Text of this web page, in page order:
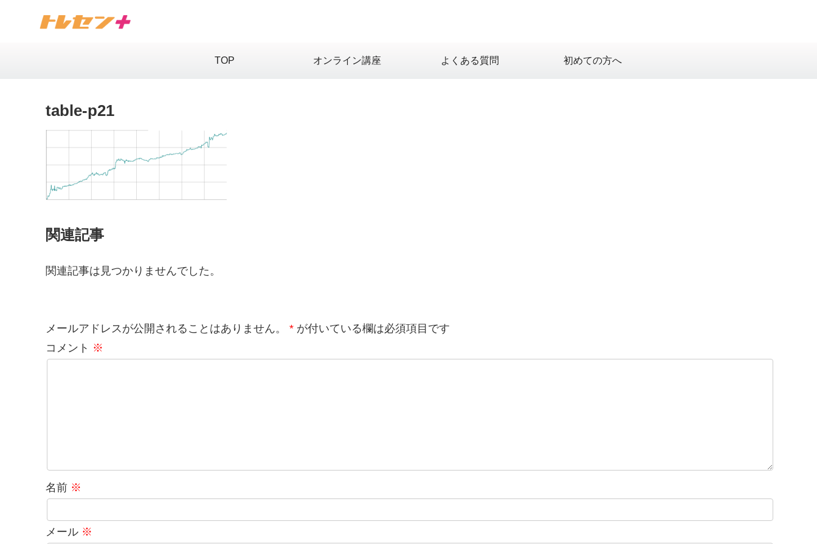
TOP オンライン講座 よくある質問 初めての方へ
table-p21
関連記事
関連記事は見つかりませんでした。
メールアドレスが公開されることはありません。 *が付いている欄は必須項目です
コメント ※
名前 ※
メール ※